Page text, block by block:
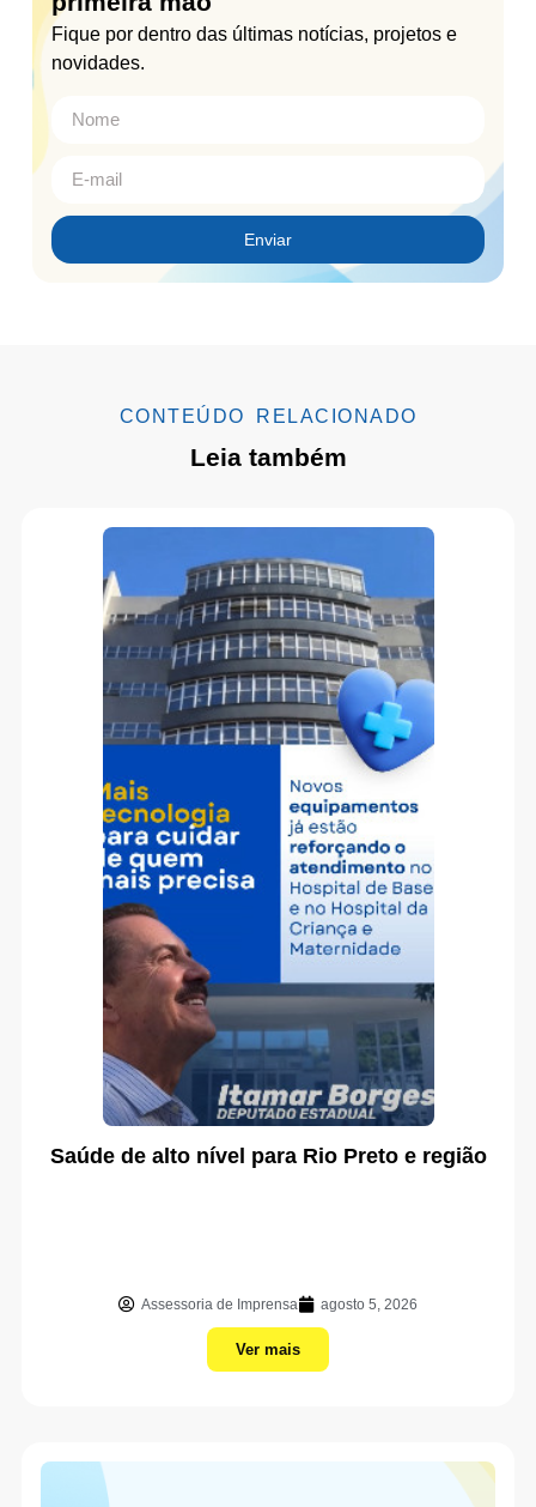
Fique por dentro das últimas notícias, projetos e
novidades.
Enviar
CONTEÚDO RELACIONADO
Leia também
Saúde de alto nível para Rio Preto e região
Assessoria de Imprensa agosto 5, 2026
Ver mais